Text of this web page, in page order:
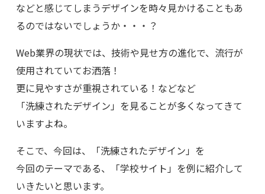
などと感じてしまうデザインを時々見かけることもあ
るのではないでしょうか・・・？
Web業界の現状では、技術や見せ方の進化で、流行が
使用されていてお洒落！
更に見やすさが重視されている！などなど
「洗練されたデザイン」を見ることが多くなってきて
いますよね。
そこで、今回は、「洗練されたデザイン」を
今回のテーマである、「学校サイト」を例に紹介して
いきたいと思います。